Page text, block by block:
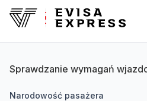
Sprawdzanie wymagań
narodowość pasażera